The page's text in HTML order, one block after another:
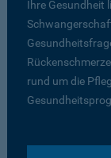
Ihre Gesundheit
rund um die